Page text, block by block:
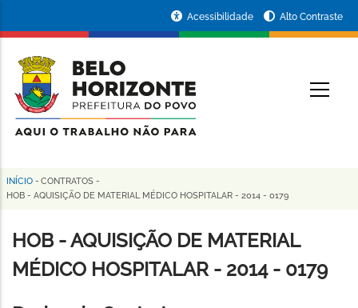
conteúdo
principal
da
Prefeitura
de
Horizonte
Acessibilidade Alto Contraste
Trilha
navegação
INÍCIO - CONTRATOS -
HOB - AQUISIÇÃO DE MATERIAL MÉDICO HOSPITALAR - 2014 - 0179
HOB - AQUISIÇÃO DE MATERIAL
MÉDICO HOSPITALAR - 2014 - 0179